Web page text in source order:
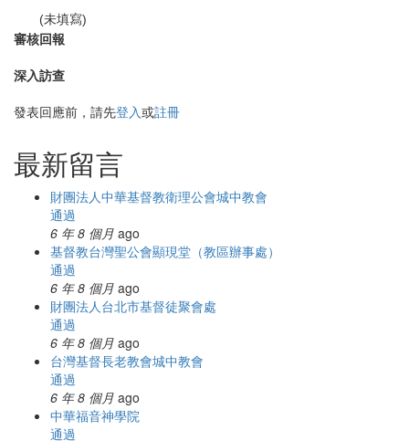
(未填寫)
審核回報
深入訪查
發表回應前，請先登入或註冊
最新留言
財團法人中華基督教衛理公會城中教會
通過
6 年 8 個月 ago
基督教台灣聖公會顯現堂（教區辦事處）
通過
6 年 8 個月 ago
財團法人台北市基督徒聚會處
通過
6 年 8 個月 ago
台灣基督長老教會城中教會
通過
6 年 8 個月 ago
中華福音神學院
通過